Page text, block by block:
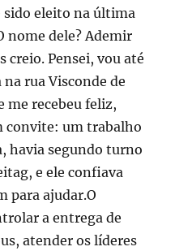
sido eleito na última
nome dele? Ademir
creio. Pensei, vou até
na rua Visconde de
me recebeu feliz,
convite: um trabalho
havia segundo turno
e ele confiava
para ajudar.O
a entrega de
atender os líderes